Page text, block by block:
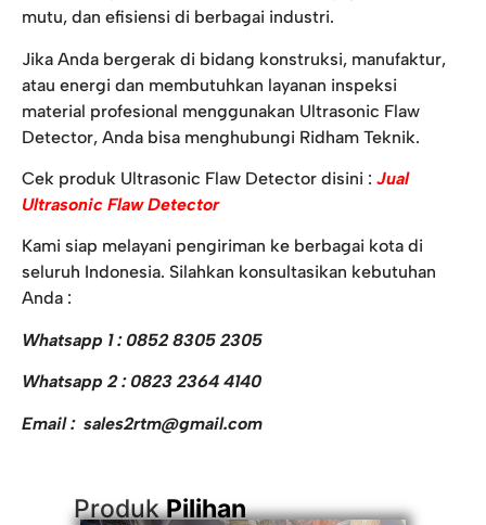
mutu, dan efisiensi di berbagai industri.
Jika Anda bergerak di bidang konstruksi, manufaktur,
atau energi dan membutuhkan layanan inspeksi
material profesional menggunakan Ultrasonic Flaw
Detector, Anda bisa menghubungi Ridham Teknik.
Cek produk Ultrasonic Flaw Detector disini : Jual
Ultrasonic Flaw Detector
Kami siap melayani pengiriman ke berbagai kota di
seluruh Indonesia. Silahkan konsultasikan kebutuhan
Anda :
Whatsapp 1 : 0852 8305 2305
Whatsapp 2 : 0823 2364 4140
Email : sales2rtm@gmail.com
ProdukPilihan